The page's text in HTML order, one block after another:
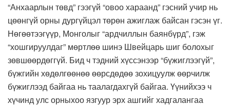
“Анхаарлын төвд” гээгүй “овоо хараанд” гэсний учир нь
цөөнгүй орны дургүйцэл төрөн ажиглаж байсан гэсэн үг.
Нөгөөтээгүүр, Монголыг “ардчиллын баянбүрд”, гэж
“хошгируулдаг” мөртлөө шинэ Швейцарь шиг болохыг
зөвшөөрдөггүй. Бид ч тэдний хүссэнээр “бүжиглээгүй”,
бүжгийн хөдөлгөөнөө өөрсдөдөө зохицуулж өөрчилж
бүжиглээд байгаа нь таалагдахгүй байгаа. Үүнийхээ ч
хүчинд улс орныхоо язгуур эрх ашгийг хадгалангаа